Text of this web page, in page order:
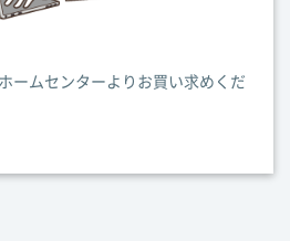
ームセンターよりお買い求めくだ